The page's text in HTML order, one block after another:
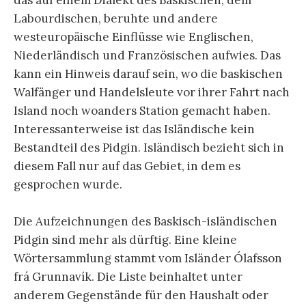
Labourdischen, beruhte und andere
westeuropäische Einflüsse wie Englischen,
Niederländisch und Französischen aufwies. Das
kann ein Hinweis darauf sein, wo die baskischen
Walfänger und Handelsleute vor ihrer Fahrt nach
Island noch woanders Station gemacht haben.
Interessanterweise ist das Isländische kein
Bestandteil des Pidgin. Isländisch bezieht sich in
diesem Fall nur auf das Gebiet, in dem es
gesprochen wurde.
Die Aufzeichnungen des Baskisch-isländischen
Pidgin sind mehr als dürftig. Eine kleine
Wörtersammlung stammt vom Isländer Ólafsson
frá Grunnavík. Die Liste beinhaltet unter
anderem Gegenstände für den Haushalt oder